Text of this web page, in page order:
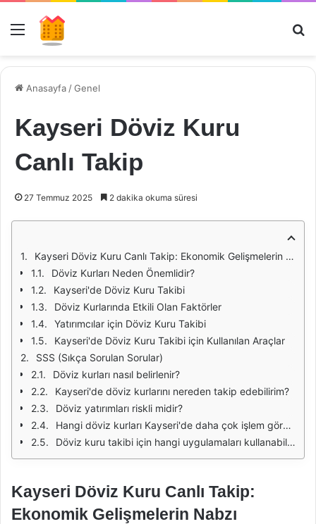
Menü
Anasayfa /Genel
Kayseri Döviz Kuru
Canlı Takip
27 Temmuz 2025 2 dakika okuma süresi
Kayseri Döviz Kuru Canlı Takip: Ekonomik Gelişmelerin Nabzı
Döviz Kurları Neden Önemlidir?
Kayseri'de Döviz Kuru Takibi
Döviz Kurlarında Etkili Olan Faktörler
Yatırımcılar için Döviz Kuru Takibi
Kayseri'de Döviz Kuru Takibi için Kullanılan Araçlar
SSS (Sıkça Sorulan Sorular)
Döviz kurları nasıl belirlenir?
Kayseri'de döviz kurlarını nereden takip edebilirim?
Döviz yatırımları riskli midir?
Hangi döviz kurları Kayseri'de daha çok işlem görmektedir?
Döviz kuru takibi için hangi uygulamaları kullanabilirim?
Kayseri Döviz Kuru Canlı Takip:
Ekonomik Gelişmelerin Nabzı